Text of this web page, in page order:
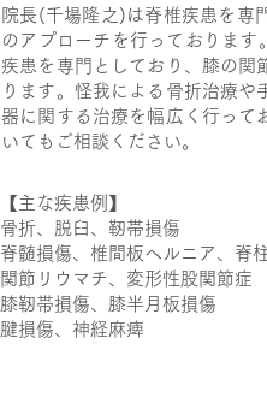
院長(千場隆之)は脊椎疾患を専
のアプローチを行っておりま
疾患を専門としており、膝の関
ります。怪我による骨折治療
器に関する治療を幅広く行って
いてもご相談ください。
【主な疾患例】
骨折、脱臼、靭帯損傷
脊髄損傷、椎間板ヘルニア、脊
関節リウマチ、変形性股関節症
膝靭帯損傷、膝半月板損傷
腱損傷、神経麻痺